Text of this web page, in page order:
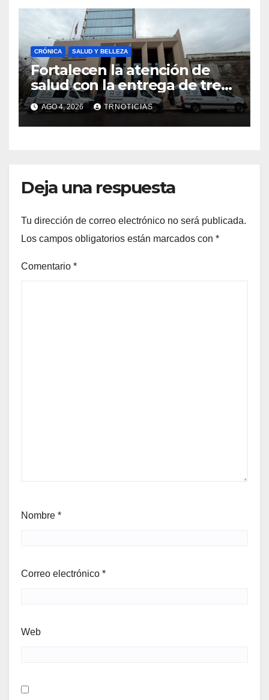
CRÓNICA SALUD Y BELLEZA
Fortalecen la atención de
salud con la entrega de tres
nuevas ambulancias para
Cauquenes y Sagrada Familia
AGO 4, 2026 TRNOTICIAS
Deja una respuesta
Tu dirección de correo electrónico no será publicada.
Los campos obligatorios están marcados con *
Comentario *
Nombre *
Correo electrónico *
Web